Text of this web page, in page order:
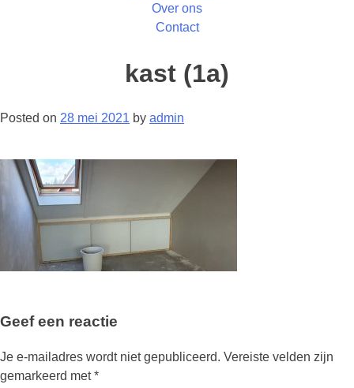
Over ons
Contact
kast (1a)
Posted on 28 mei 2021 by admin
Geef een reactie
Je e-mailadres wordt niet gepubliceerd. Vereiste velden zijn
gemarkeerd met*